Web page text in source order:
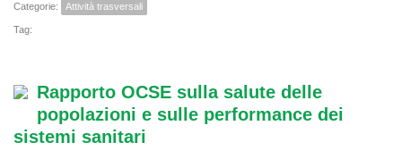
Categorie: Attività trasversali
Tag:
Rapporto OCSE sulla salute delle
popolazioni e sulle performance dei
sistemi sanitari